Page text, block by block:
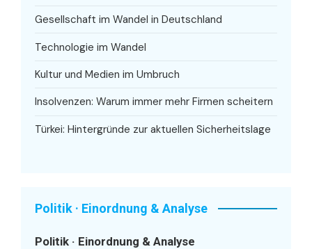
Gesellschaft im Wandel in Deutschland
Technologie im Wandel
Kultur und Medien im Umbruch
Insolvenzen: Warum immer mehr Firmen scheitern
Türkei: Hintergründe zur aktuellen Sicherheitslage
Politik · Einordnung & Analyse
Politik · Einordnung & Analyse